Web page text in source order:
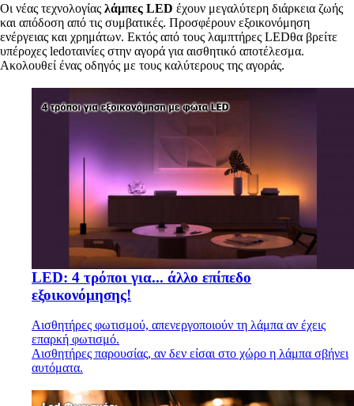
Οι νέας τεχνολογίας λάμπες LED έχουν μεγαλύτερη διάρκεια ζωής
και απόδοση από τις συμβατικές. Προσφέρουν εξοικονόμηση
ενέργειας και χρημάτων. Εκτός από τους λαμπτήρες LEDθα βρείτε
υπέροχες ledοταινίες στην αγορά για αισθητικό αποτέλεσμα.
Ακολουθεί ένας οδηγός με τους καλύτερους της αγοράς.
LED: 4 τρόποι για... άλλο επίπεδο
εξοικονόμησης!
Αισθητήρες φωτισμού, απενεργοποιούν τη λάμπα αν έχεις
επαρκή φωτισμό.
Αισθητήρες παρουσίας, αν δεν είσαι στο χώρο η λάμπα σβήνει
αυτόματα.